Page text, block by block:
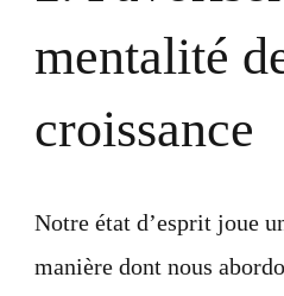
mentalité
croissance
Notre état d’esprit joue
manière dont nous